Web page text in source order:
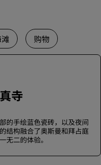
购物
寺
的手绘蓝色瓷砖，以及夜间
结构融合了奥斯曼和拜占庭
无二的体验。